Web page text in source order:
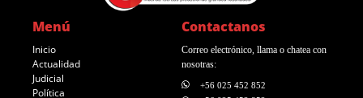
Menú
Inicio
Actualidad
Judicial
Política
Contactanos
Correo electrónico, llama o chatea con
nosotras:
+56 025 452 852